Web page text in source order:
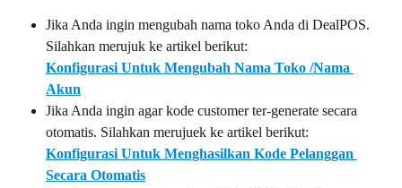
Jika Anda ingin mengubah nama toko Anda di DealPOS.
Silahkan merujuk ke artikel berikut:
Konfigurasi Untuk Mengubah Nama Toko /Nama
Akun
Jika Anda ingin agar kode customer ter-generate secara
otomatis. Silahkan merujuek ke artikel berikut:
Konfigurasi Untuk Menghasilkan Kode Pelanggan
Secara Otomatis